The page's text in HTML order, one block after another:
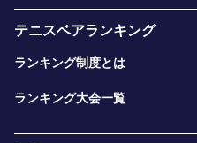
テニスベアランキング
ランキング制度とは
ランキング大会一覧